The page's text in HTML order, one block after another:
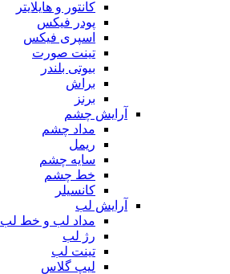
کانتور و هایلایتر
پودر فیکس
اسپری فیکس
تینت صورت
بیوتی بلندر
براش
برنز
آرایش چشم
مداد چشم
ریمل
سایه چشم
خط چشم
کانسیلر
آرایش لب
مداد لب و خط لب
رژ لب
تینت لب
لیپ گلاس